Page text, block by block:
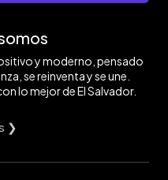
y moderno, pensado
se reinventa y se une.
lo mejor de El Salvador.
❯